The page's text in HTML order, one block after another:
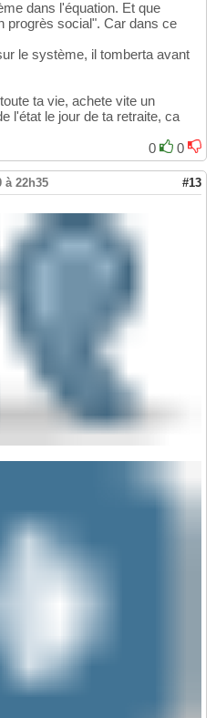
dans l'équation. Et que
progrès social". Car dans ce
le système, il tomberta avant
ta vie, achete vite un
l'état le jour de ta retraite, ca
0
0
à 22h35 #13